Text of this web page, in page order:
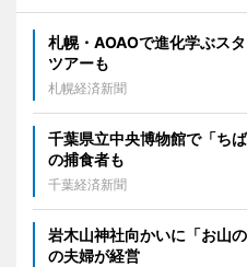
札幌・AOAOで進化学ぶス
ツアーも
札幌経済新聞
千葉県立中央博物館で「ち
の捕食者も
千葉経済新聞
岩木山神社向かいに「お山
の夫婦が経営